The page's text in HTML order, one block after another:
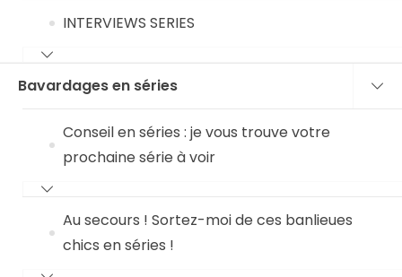
INTERVIEWS SERIES
Bavardages en séries
Conseil en séries : je vous trouve votre
prochaine série à voir
Au secours ! Sortez-moi de ces banlieues
chics en séries !